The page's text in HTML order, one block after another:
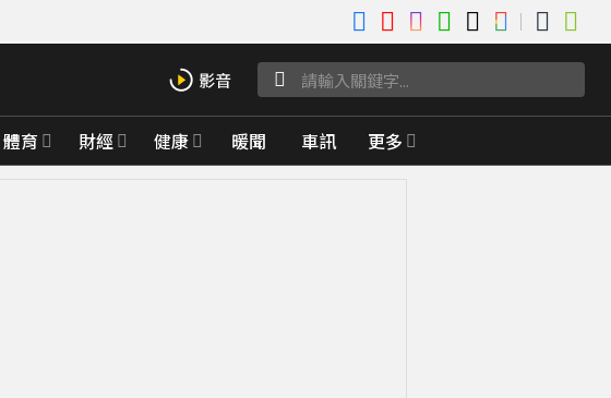
體育 財經 健康 暖聞 車訊 更多